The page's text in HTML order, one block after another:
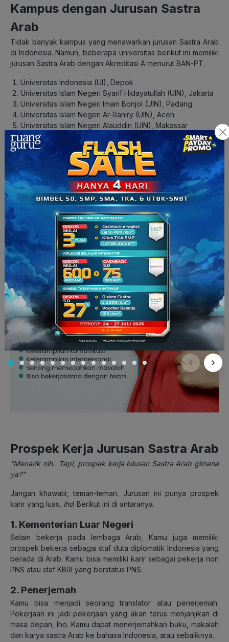
Kampus dengan Jurusan Sastra
Arab
Tidak banyak kampus yang menawarkan jurusan Sastra Arab
di Indonesia. Namun, beberapa universitas berikut ini memiliki
jurusan Sastra Arab dengan Akreditasi A menurut BAN-PT.
Universitas Indonesia (UI), Depok
Universitas Islam Negeri Syarif Hidayatullah (UIN), Jakarta
Universitas Islam Negeri Imam Bonjol (UIN), Padang
Universitas Islam Negeri Ar-Raniry (UIN), Aceh
Universitas Islam Negeri Alauddin (UIN), Makassar
Universitas Islam Negeri Sunan Kalijaga (UIN), Yogyakarta
Universitas Sebelas Maret (UNS), Surakarta
Universitas Sumatera Utara (USU), Medan
Universitas Padjadjaran (UNPAD), Bandung
Universitas Gadjah Mada (UGM), Yogyakarta
Prospek Kerja Jurusan Sastra Arab
“Menarik nih.. Tapi, prospek kerja lulusan Sastra Arab gimana
ya?”
Jangan khawatir, teman-teman. Jurusan ini punya prospek
karir yang luas, lho! Berikut ini di antaranya.
1. Kementerian Luar Negeri
Selain bekerja pada lembaga Arab, Kamu juga memiliki
prospek bekerja sebagai staf duta diplomatik Indonesia yang
berada di Arab. Kamu bisa memiliki karir sebagai pekerja non
PNS atau staf KBRI yang berstatus PNS.
2. Penerjemah
Kamu bisa menjadi seorang translator atau penerjemah.
Pekerjaan ini jadi pekerjaan yang akan terus menjanjikan di
masa depan, lho. Kamu dapat menerjemahkan buku, makalah
dan karya sastra Arab ke bahasa Indonesia, atau sebaliknya.